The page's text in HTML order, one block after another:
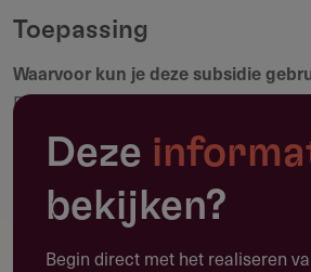
Toepassing
Waarvoor kun je deze subsidie
Deze subsidie ondersteunt Patiënten-
gehandicaptenorganisatie bij een
veranderopgave die nodig is om hun
te versterken. Het gaat uitsluitend om
intern of extern, gericht op duurzame
organisatie.
Maak een notitie
Deze
bekijken?
Begin direct met het realiseren